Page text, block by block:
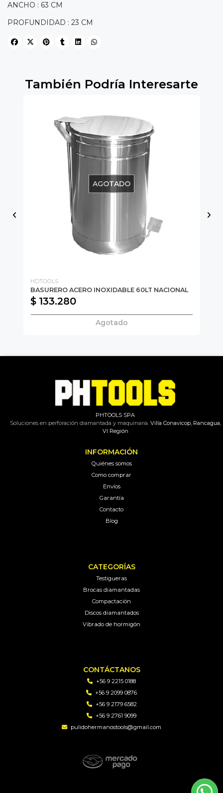
ANCHO : 63 CM
PROFUNDIDAD : 23 CM
También Podría Interesarte
AGOTADO
HDTOOLS
BASURERO ACERO INOXIDABLE 60LT NACIONAL
$ 133.280
Agotado
PHTOOLS SPA
Soluciones en perforación diamantada y maquinaria.Villa Conavicop, Rancagua,
VI Región
INFORMACIÓN
Quiénes somos
Como comprar
Envíos
Garantía
Contacto
Blog
CATEGORÍAS
Testigueras
Brocas diamantadas
Compactación
Discos diamantados
Vibrado de hormigón
CONTÁCTANOS
+56 9 2215 0188
+56 9 2099 0876
+56 9 2179 6582
+56 9 2761 9099
pulidohermanostools@gmail.com